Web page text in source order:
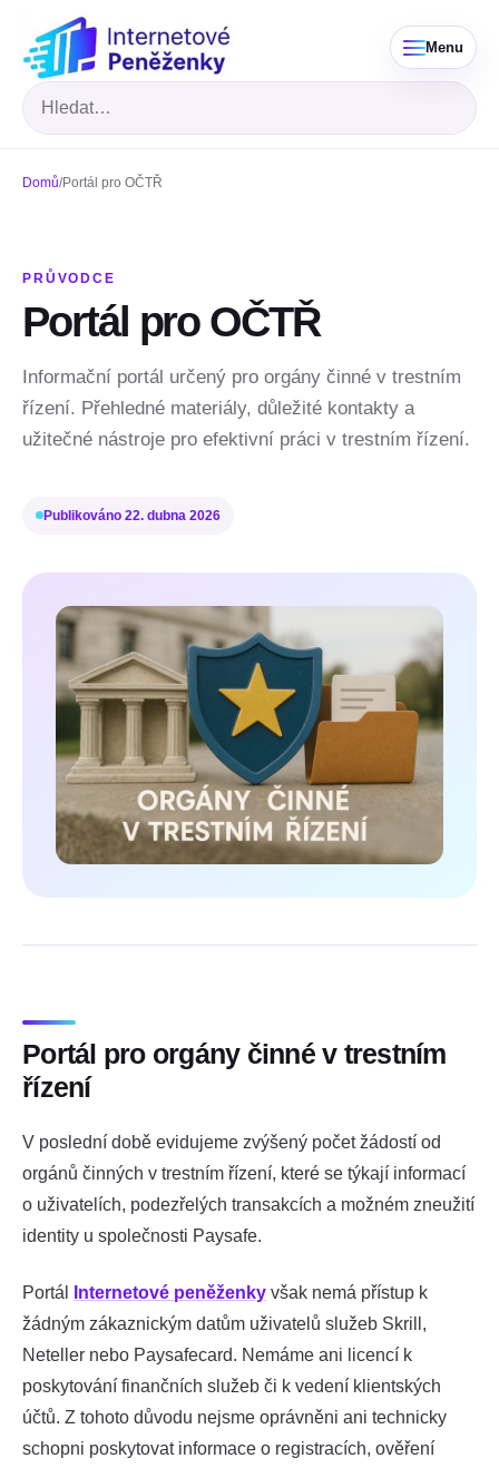
Menu
Hledat
Domů/Portál pro OČTŘ
PRŮVODCE
Portál pro OČTŘ
Informační portál určený pro orgány činné v trestním
řízení. Přehledné materiály, důležité kontakty a
užitečné nástroje pro efektivní práci v trestním řízení.
Publikováno 22. dubna 2026
Portál pro orgány činné v trestním
řízení
V poslední době evidujeme zvýšený počet žádostí od
orgánů činných v trestním řízení, které se týkají informací
o uživatelích, podezřelých transakcích a možném zneužití
identity u společnosti Paysafe.
Portál Internetové peněženky však nemá přístup k
žádným zákaznickým datům uživatelů služeb Skrill,
Neteller nebo Paysafecard. Nemáme ani licencí k
poskytování finančních služeb či k vedení klientských
účtů. Z tohoto důvodu nejsme oprávněni ani technicky
schopni poskytovat informace o registracích, ověření